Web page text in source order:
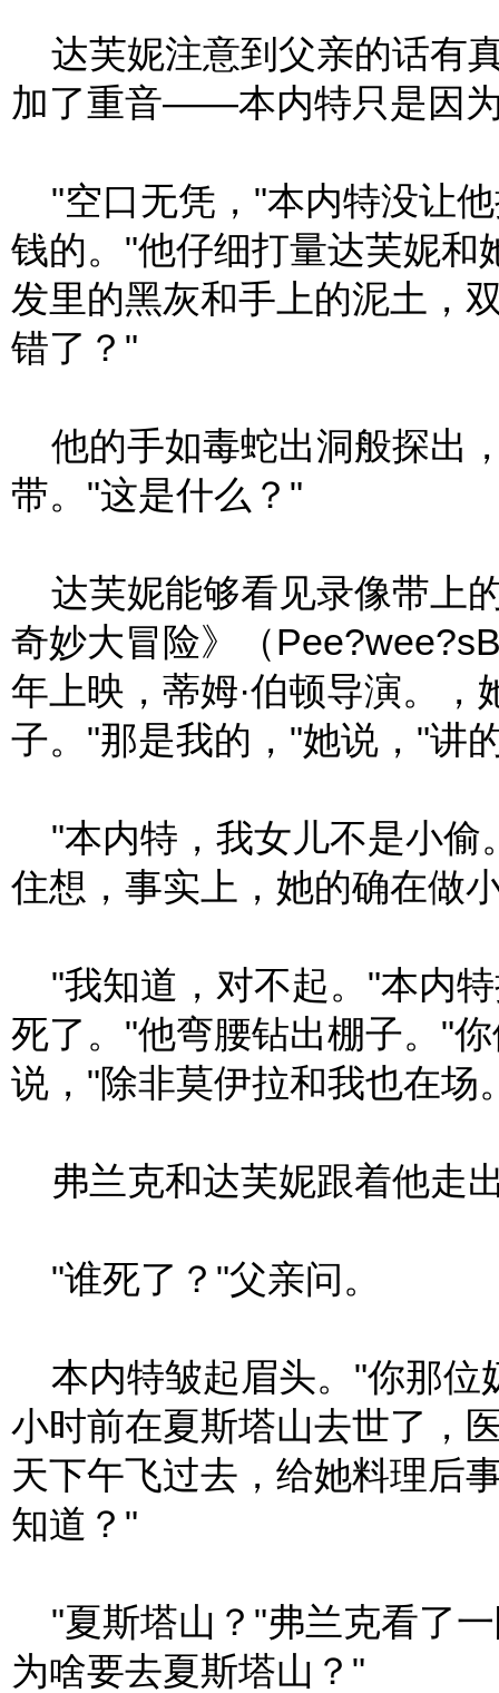
达芙妮注意到父亲的话有
加了重音——本内特只是因
"空口无凭，"本内特没让
钱的。"他仔细打量达芙妮和
发里的黑灰和手上的泥土，
错了？"
他的手如毒蛇出洞般探出
带。"这是什么？"
达芙妮能够看见录像带上
奇妙大冒险》（
年上映，蒂姆·伯顿导演。
子。"那是我的，"她说，"讲
"本内特，我女儿不是小偷
住想，事实上，她的确在做
"我知道，对不起。"本内
死了。"他弯腰钻出棚子。"
说，"除非莫伊拉和我也在场
弗兰克和达芙妮跟着他走
"谁死了？"父亲问。
本内特皱起眉头。"你那位
小时前在夏斯塔山去世了，
天下午飞过去，给她料理后
知道？"
"夏斯塔山？"弗兰克看了
为啥要去夏斯塔山？"